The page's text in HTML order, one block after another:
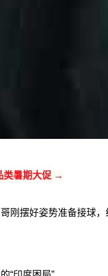
类暑期大促 →
刚摆好姿势准备接球，